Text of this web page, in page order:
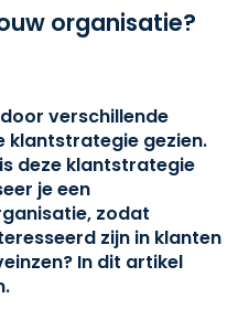
organisatie?
verschillende
klantstrategie gezien.
deze klantstrategie
je een
zodat
zijn in klanten
In dit artikel